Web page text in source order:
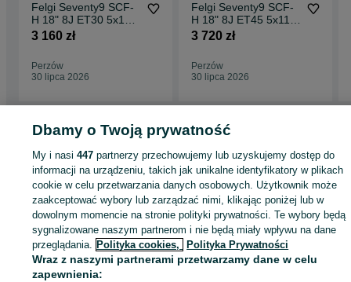
Felgi Seventy9 SCF-
H 18" 8J ET30 5x120
Black Glossy
3 160 zł
Perzów
30 lipca 2026
Felgi Seventy9 SCF-
H 18" 8J ET45 5x112
Black Front Polished
3 720 zł
Perzów
30 lipca 2026
- Perzów
KATEGORIA
ID:1002464541 Wyświetlenia:
Dbamy o Twoją prywatność
My i nasi447 partnerzy przechowujemy lub uzyskujemy dostęp do
informacji na urządzeniu, takich jak unikalne identyfikatory w plikach
cookie w celu przetwarzania danych osobowych. Użytkownik może
zaakceptować wybory lub zarządzać nimi, klikając poniżej lub w
dowolnym momencie na stronie polityki prywatności. Te wybory będą
sygnalizowane naszym partnerom i nie będą miały wpływu na dane
przeglądania. Polityka cookies, Polityka Prywatności
Wraz z naszymi partnerami przetwarzamy dane w celu
zapewnienia: